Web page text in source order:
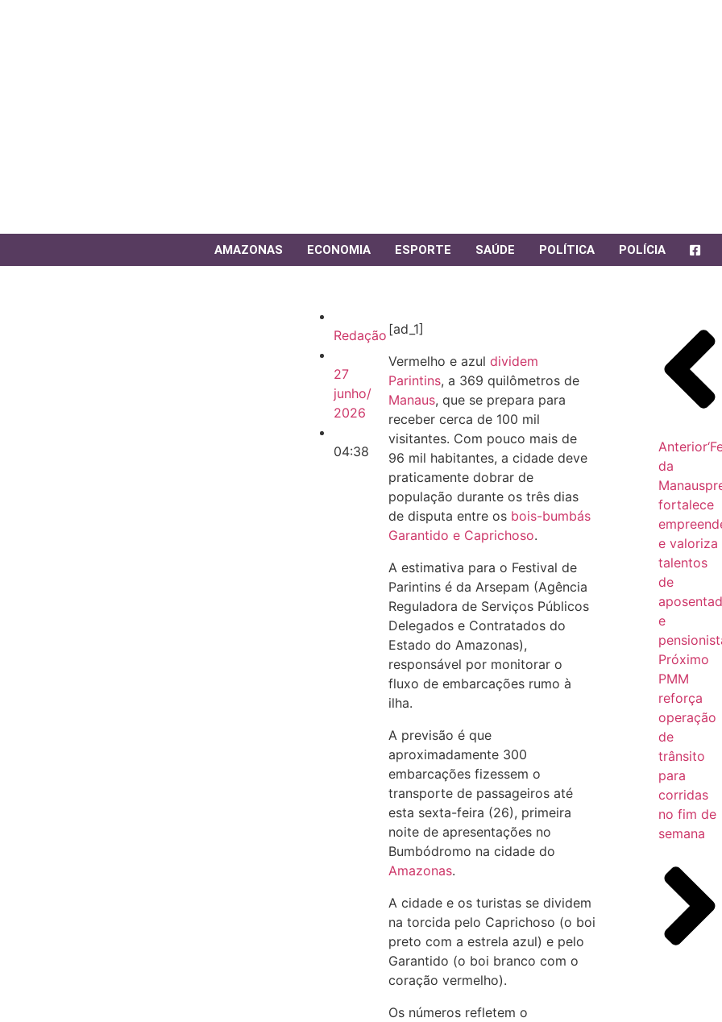
AMAZONAS ECONOMIA ESPORTE SAÚDE POLÍTICA POLÍCIA
Redação
27
junho/
2026
04:38
[ad_1]
Vermelho e azul dividem
Parintins, a 369 quilômetros de
Manaus, que se prepara para
receber cerca de 100 mil
visitantes. Com pouco mais de
96 mil habitantes, a cidade deve
praticamente dobrar de
população durante os três dias
de disputa entre os bois-bumbás
Garantido e Caprichoso.
A estimativa para o Festival de
Parintins é da Arsepam (Agência
Reguladora de Serviços Públicos
Delegados e Contratados do
Estado do Amazonas),
responsável por monitorar o
fluxo de embarcações rumo à
ilha.
A previsão é que
aproximadamente 300
embarcações fizessem o
transporte de passageiros até
esta sexta-feira (26), primeira
noite de apresentações no
Bumbódromo na cidade do
Amazonas.
A cidade e os turistas se dividem
na torcida pelo Caprichoso (o boi
preto com a estrela azul) e pelo
Garantido (o boi branco com o
coração vermelho).
Os números refletem o
Anterior
da
fortalece
e valoriza
talentos
de
e
Próximo
PMM
reforça
operação
de
trânsito
para
corridas
no fim de
semana